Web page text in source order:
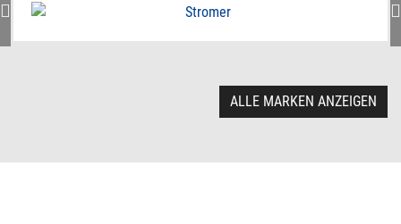
ALLE MARKEN ANZEIGEN